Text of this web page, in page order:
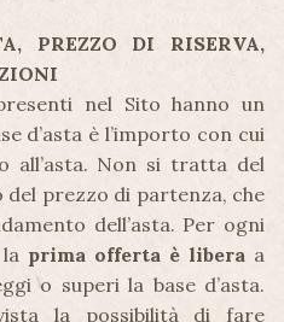
PREZZO DI RISERVA,
nel Sito hanno un
d’asta è l’importo con cui
all’asta. Non si tratta del
prezzo di partenza, che
dell’asta. Per ogni
prima offerta è libera a
o superi la base d’asta.
la possibilità di fare